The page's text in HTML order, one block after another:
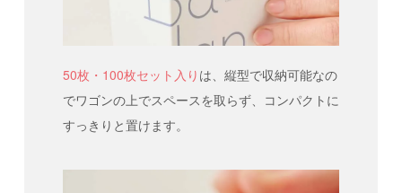
50枚・100枚セット入り は、縦型で収納可能なの
でワゴンの上でスペースを取らず、コンパクトに
すっきりと置けます。